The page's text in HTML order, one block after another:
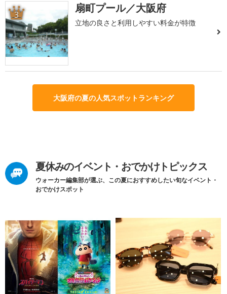
3 扇町プール／大阪府
立地の良さと利用しやすい料金が特徴
大阪府の夏の人気スポットランキング
夏休みのイベント・おでかけトピックス
ウォーカー編集部が選ぶ、この夏におすすめしたい旬なイベント・
おでかけスポット